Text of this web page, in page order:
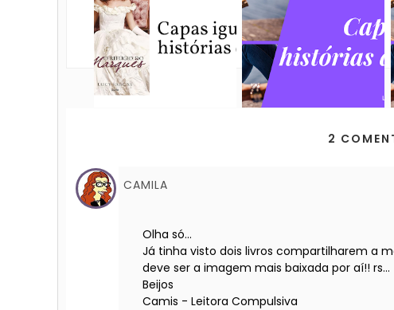
2
CAMILA
Olha só...
Já tinha visto dois livros compartilharem a
deve ser a imagem mais baixada por aí!! rs...
Beijos
Camis - Leitora Compulsiva